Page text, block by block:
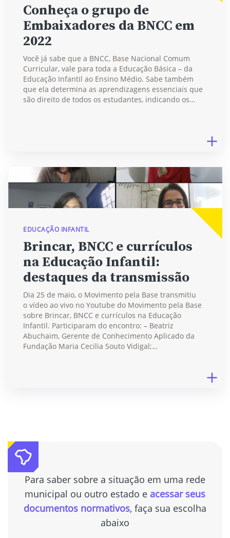
Conheça o grupo de
Embaixadores da BNCC em
2022
Você já sabe que a BNCC, Base Nacional Comum
Curricular, vale para toda a Educação Básica – da
Educação Infantil ao Ensino Médio. Sabe também
que ela determina as aprendizagens essenciais que
são direito de todos os estudantes, indicando os…
EDUCAÇÃO INFANTIL
Brincar, BNCC e currículos
na Educação Infantil:
destaques da transmissão
Dia 25 de maio, o Movimento pela Base transmitiu
o vídeo ao vivo no Youtube do Movimento pela Base
sobre Brincar, BNCC e currículos na Educação
Infantil. Participaram do encontro: – Beatriz
Abuchaim, Gerente de Conhecimento Aplicado da
Fundação Maria Cecilia Souto Vidigal;…
Para saber sobre a situação em uma rede
municipal ou outro estado e acessar seus
documentos normativos, faça sua escolha
abaixo